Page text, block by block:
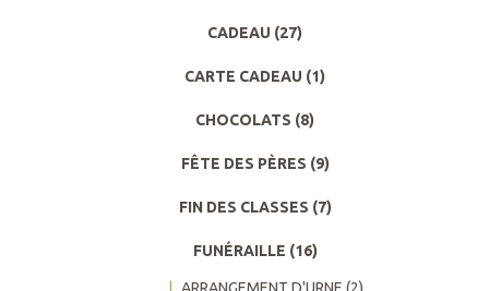
CADEAU (27)
CARTE CADEAU (1)
CHOCOLATS (8)
FÊTE DES PÈRES (9)
FIN DES CLASSES (7)
FUNÉRAILLE (16)